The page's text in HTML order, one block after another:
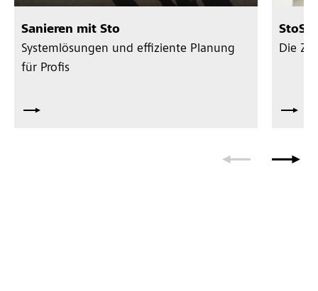
Sanieren mit Sto
Systemlösungen und effiziente Planung
für Profis
Die